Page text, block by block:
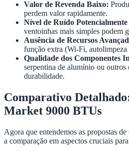
Valor de Revenda Baixo:
perdem valor rapidamente.
Nível de Ruído
ventoinhas mais simples podem
Ausência de Recursos
função extra (Wi-Fi, autolimpeza
Qualidade dos Componentes
serpentina de alumínio ou outros
durabilidade.
Comparativo
Market 9000 BTUs
Agora que entendemos as propostas
a comparação em aspectos cruciais